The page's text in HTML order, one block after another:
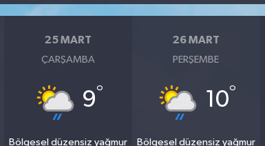
25 MART
ÇARŞAMBA
9°
Bölgesel düzensiz yağmur
26 MART
PERŞEMBE
10°
Bölgesel düzensiz yağmur